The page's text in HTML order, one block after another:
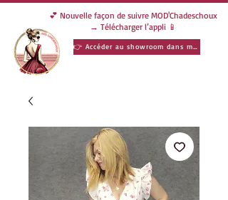
💕 Nouvelle façon de suivre MOD'Chadeschoux
→ Télécharger l’appli 📱
👉 Accéder au showroom dans ma poche